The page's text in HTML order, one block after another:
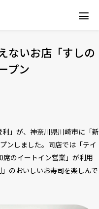
ないお店「すしの
プン
」が、神奈川県川崎市に「新
ンしました。同店では「テイ
のイートイン営業」が利用
のおいしいお寿司を楽しんで